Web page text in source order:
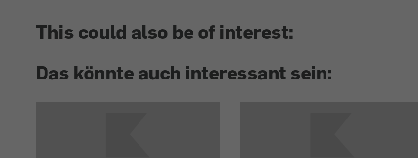
This could also be of interest:
Das könnte auch interessant sein: